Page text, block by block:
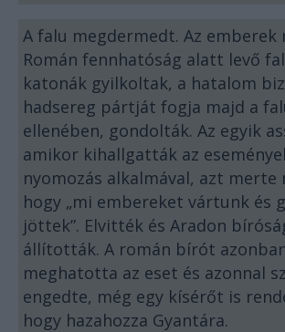
A falu megdermedt. Az
Román fennhatóság alatt levő
katonák gyilkoltak, a hatalom
hadsereg pártját fogja majd a
ellenében, gondolták. Az egyik
amikor kihallgatták az
nyomozás alkalmával, azt merte
hogy „mi embereket vártunk és
jöttek”. Elvitték és Aradon
állították. A román bírót
meghatotta az eset és azonnal
engedte, még egy kísérőt is
hogy hazahozza Gyantára.